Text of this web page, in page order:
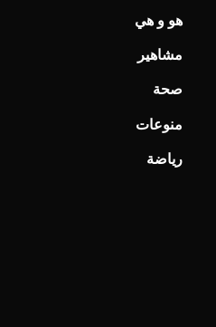
هو و هي
مشاهير
صحة
منوعات
رياضة